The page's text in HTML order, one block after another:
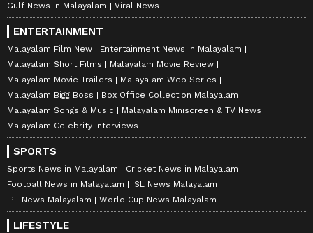
Gulf News in Malayalam
Viral News
ENTERTAINMENT
Malayalam Film New
Entertainment News in Malayalam
Malayalam Short Films
Malayalam Movie Review
Malayalam Movie Trailers
Malayalam Web Series
Malayalam Bigg Boss
Box Office Collection Malayalam
Malayalam Songs & Music
Malayalam Miniscreen & TV News
Malayalam Celebrity Interviews
SPORTS
Sports News in Malayalam
Cricket News in Malayalam
Football News in Malayalam
ISL News Malayalam
IPL News Malayalam
World Cup News Malayalam
LIFESTYLE